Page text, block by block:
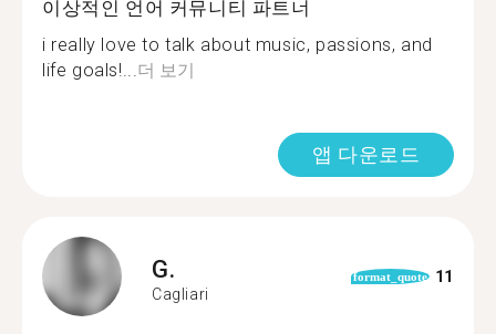
이상적인 언어 커뮤니티 파트너
i really love to talk about music, passions, and
life goals!...더 보기
앱 다운로드
G.
Cagliari
format_quote 11